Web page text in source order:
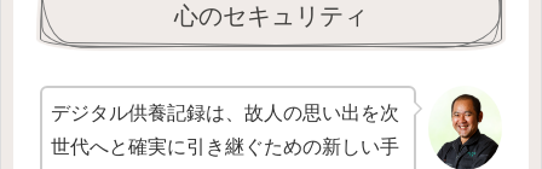
心のセキュリティ
デジタル供養記録は、故人の思い出を次
世代へと確実に引き継ぐための新しい手